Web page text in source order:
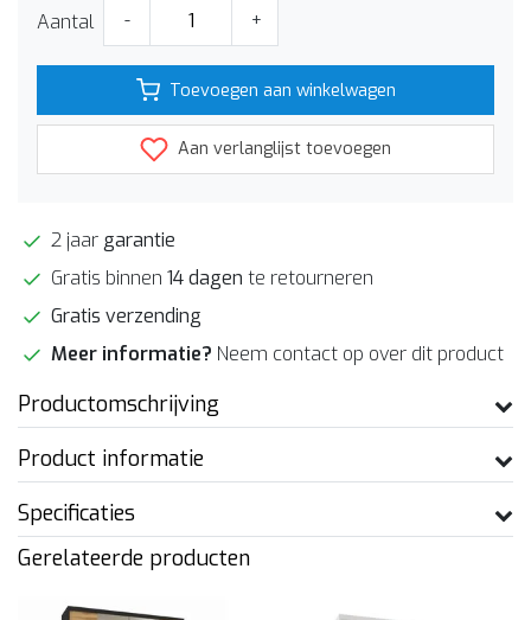
Aantal - +
Toevoegen aan winkelwagen
Aan verlanglijst toevoegen
2 jaar garantie
Gratis binnen 14 dagen te retourneren
Gratis verzending
Meer informatie? Neem contact op over dit product
Productomschrijving
Product informatie
Specificaties
Gerelateerde producten